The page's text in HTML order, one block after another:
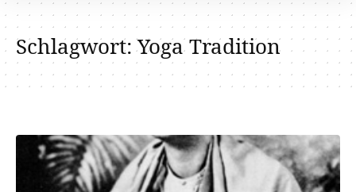
Schlagwort:Yoga Tradition